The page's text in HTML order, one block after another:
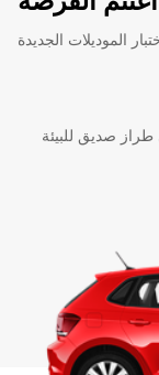
الموديلات الجديدة
صديق للبيئة